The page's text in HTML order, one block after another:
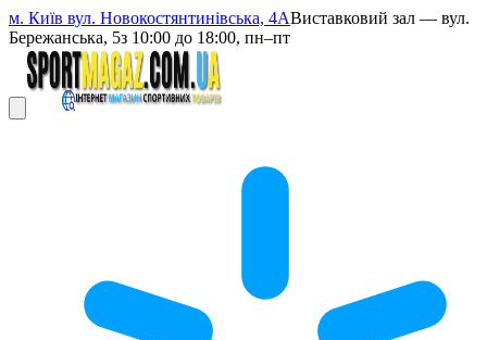
м. Київ вул. Новокостянтинівська, 4АВиставковий зал — вул.
Бережанська, 5з 10:00 до 18:00, пн–пт